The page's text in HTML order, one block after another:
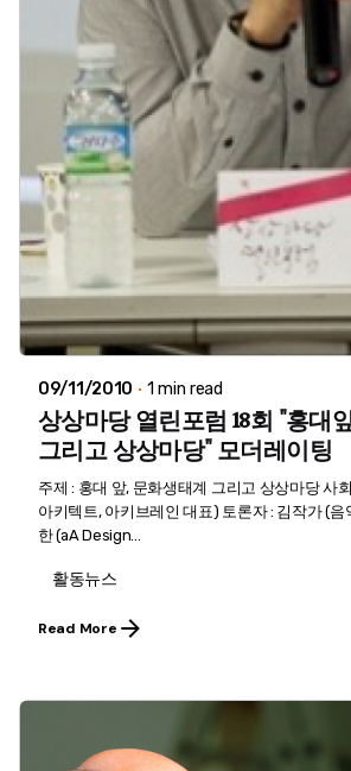
09/11/2010 1 min read
상상마당 열린포럼 18회 "홍대
그리고 상상마당" 모더레이팅
주제 : 홍대 앞, 문화생태계 그리고 상상마당 사
아키텍트, 아키브레인 대표) 토론자 : 김작가 (음
한 (aA Design...
활동뉴스
Read More